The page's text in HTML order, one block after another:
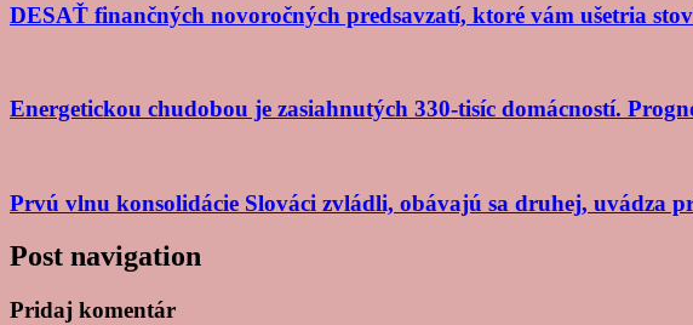
DESAŤ finančných novoročných predsavzatí, ktoré vám ušetria
Energetickou chudobou je zasiahnutých 330-tisíc domácností.
Prvú vlnu konsolidácie Slováci zvládli, obávajú sa druhej, uvádza
Post navigation
Pridaj komentár